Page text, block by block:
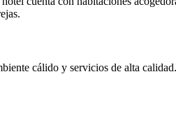
cálido y servicios de alta